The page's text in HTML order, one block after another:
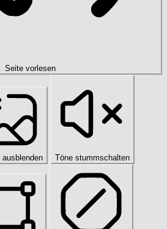
Seite vorlesen
ausblenden Töne stummschalten